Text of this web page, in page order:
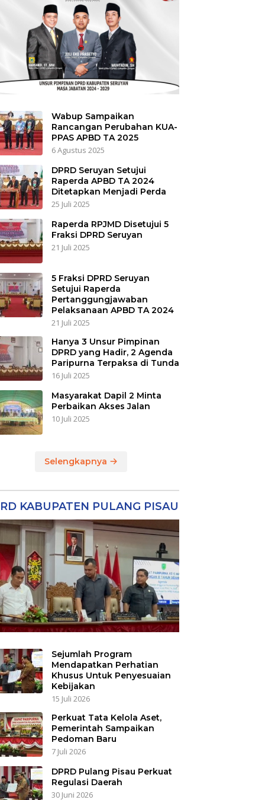
Wabup Sampaikan
Rancangan Perubahan KUA-
PPAS APBD TA 2025
6 Agustus 2025
DPRD Seruyan Setujui
Raperda APBD TA 2024
Ditetapkan Menjadi Perda
25 Juli 2025
Raperda RPJMD Disetujui 5
Fraksi DPRD Seruyan
21 Juli 2025
5 Fraksi DPRD Seruyan
Setujui Raperda
Pertanggungjawaban
Pelaksanaan APBD TA 2024
21 Juli 2025
Hanya 3 Unsur Pimpinan
DPRD yang Hadir, 2 Agenda
Paripurna Terpaksa di Tunda
16 Juli 2025
Masyarakat Dapil 2 Minta
Perbaikan Akses Jalan
10 Juli 2025
Selengkapnya
KABUPATEN PULANG PISAU
Sejumlah Program
Mendapatkan Perhatian
Khusus Untuk Penyesuaian
Kebijakan
15 Juli 2026
Perkuat Tata Kelola Aset,
Pemerintah Sampaikan
Pedoman Baru
7 Juli 2026
DPRD Pulang Pisau Perkuat
Regulasi Daerah
30 Juni 2026